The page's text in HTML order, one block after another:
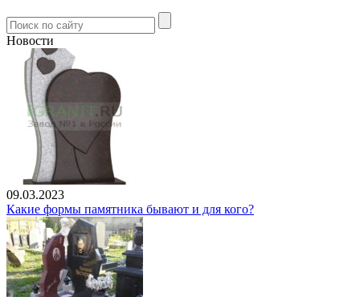
Новости
09.03.2023
Какие формы памятника бывают и для кого?